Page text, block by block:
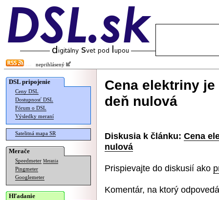
neprihlásený
DSL pripojenie
Ceny DSL
Dostupnosť DSL
Fórum o DSL
Výsledky meraní
Satelitná mapa SR
Merače
Speedmeter Merania
Pingmeter
Googlemeter
Hľadanie
Cena elektriny
deň nulová
Diskusia k článku: Cena
nulová
Prispievajte do diskusií ako
Komentár, na ktorý